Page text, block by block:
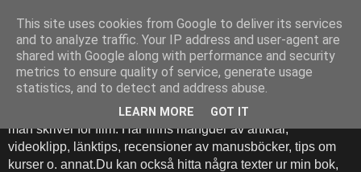
Att Skriva Filmmanus -
Bloggen
Denna blogg inehhåller runt 500 (!) inlägg med fokus på hur
man skriver för film. Här finns mängder av artiklar,
videoklipp, länktips, recensioner av manusböcker, tips om
kurser o. annat.Du kan också hitta några texter ur min bok,
This site uses cookies from Google to deliver its services
and to analyze traffic. Your IP address and user-agent are
shared with Google along with performance and security
metrics to ensure quality of service, generate usage
statistics, and to detect and address abuse.
LEARN MORE GOT IT